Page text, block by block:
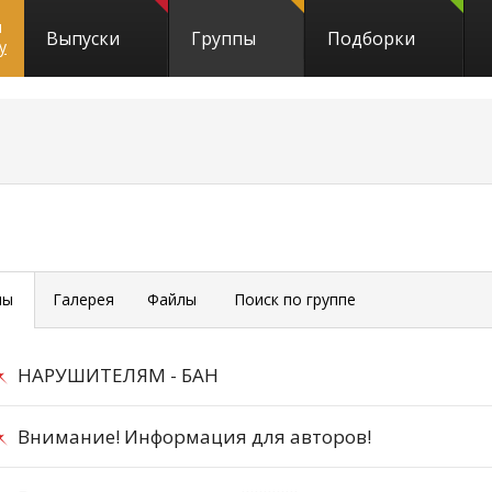
Выпуски Группы Подборки
Галерея Файлы Поиск по группе
НАРУШИТЕЛЯМ - БАН
Внимание! Информация для авторов!